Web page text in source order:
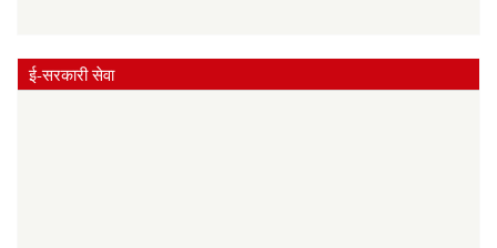
ई-सरकारी सेवा